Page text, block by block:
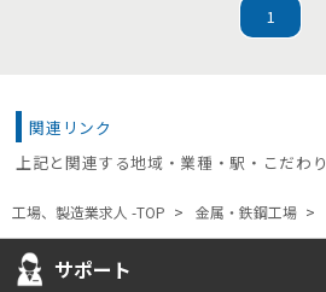
1
関連リンク
上記と関連する地域・業種・駅・こだわ
工場、製造業求人 -TOP 金属・鉄鋼工場
サポート